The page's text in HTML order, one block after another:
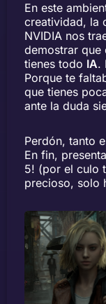
En este
creatividad, la
NVIDIA nos
demostrar que
tienes todo IA.
Porque te
que tienes
ante la duda
Perdón, tanto
En fin,
5! (por el culo
precioso, solo